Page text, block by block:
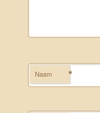
Naam *